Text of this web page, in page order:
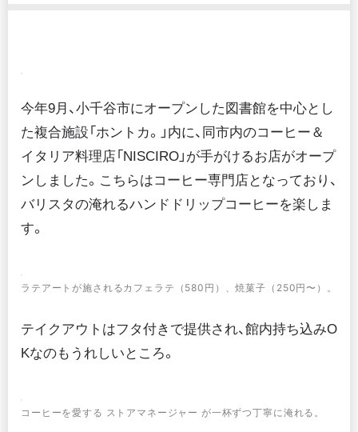
今年9月、小千谷市にオープンした図書館を中心とし
た複合施設「ホントカ。」内に、同市内のコーヒー＆
イタリア料理店「NISCIRO」が手がけるお店がオープ
ンしました。こちらはコーヒー専門店となっており、
バリスタの淹れるハンドドリップコーヒーを楽しま
す。
ラテアートが施されるカフェラテ（580円）、焼菓子（250円〜）。
テイクアウトはフタ付きで提供され、館内持ち込みO
Kなのもうれしいところ。
コーヒーを愛する ストアマネージャー が一杯ずつ丁寧に淹れる。